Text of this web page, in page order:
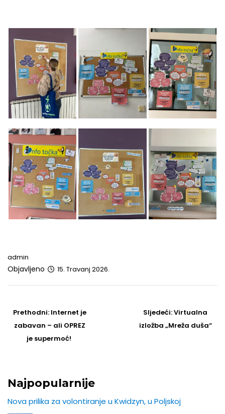
admin
Objavljeno 15. Travanj 2026.
navigation
Prethodni: Prethodni
post
Internet je
zabavan – ali OPREZ
je supermoć!
Sljedeći:Sljedeći
Post
Virtualna
izložba „Mreža duša“
Najpopularnije
Nova prilika za volontiranje u Kwidzyn, u Poljskoj